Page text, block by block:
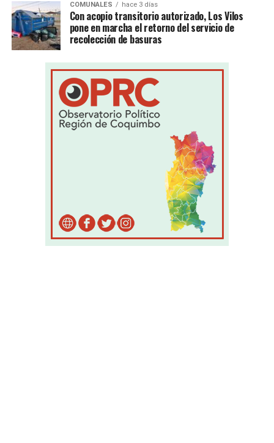
COMUNALES hace 3 días
Con acopio transitorio autorizado, Los Vilos
pone en marcha el retorno del servicio de
recolección de basuras